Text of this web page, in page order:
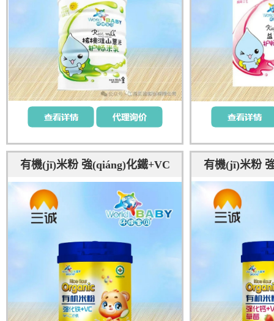
有機(jī)米粉 強(qiáng)化鐵+VC 有機(jī)米粉